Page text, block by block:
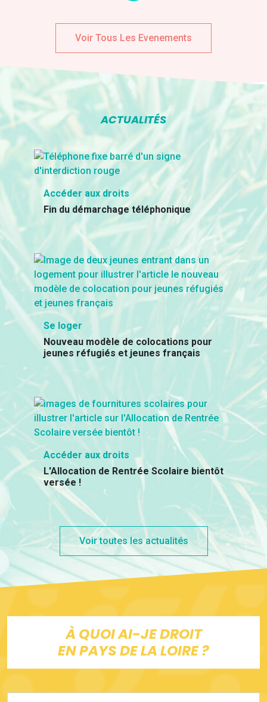
Voir Tous Les Evenements
ACTUALITÉS
Accéder aux droits
Fin du démarchage téléphonique
Se loger
Nouveau modèle de colocations pour
jeunes réfugiés et jeunes français
Accéder aux droits
L'Allocation de Rentrée Scolaire bientôt
versée !
Voir toutes les actualités
À QUOI AI-JE DROIT
EN PAYS DE LA LOIRE ?